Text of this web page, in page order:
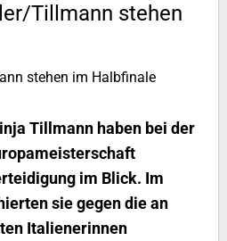
Tillmann stehen
Tillmann haben bei der
im Blick. Im
sie gegen die an
Italienerinnen